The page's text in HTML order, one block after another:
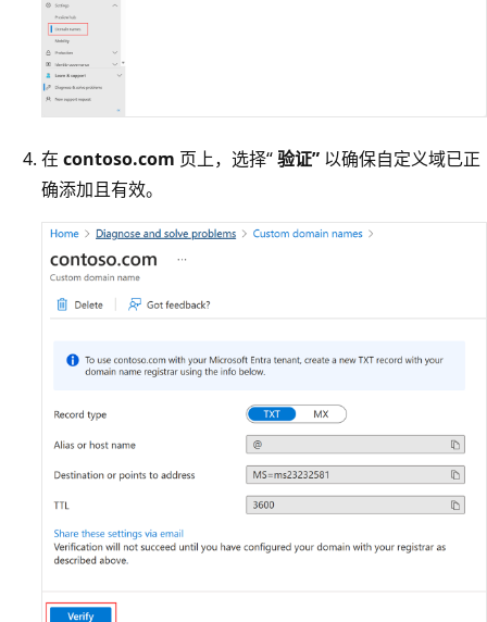
在 contoso.com 页上，选择“验证” 以确保自定义域已正
确添加且有效。